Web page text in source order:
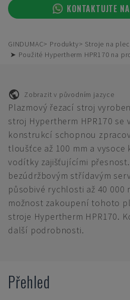
KONTAKTUJTE
GINDUMAC Produkty
Stroje na
➤ Použité Hypertherm HPR170 na
Zobrazit v původním jazyce
Plazmový řezací stroj
stroj Hypertherm HPR170 se
konstrukcí schopnou
tloušťce až 100 mm a
vodítky zajišťujícími
bezúdržbovým střídavým
působivé rychlosti až 40 000
možnost zakoupení tohoto
stroje Hypertherm HPR170.
další podrobnosti.
Přehled